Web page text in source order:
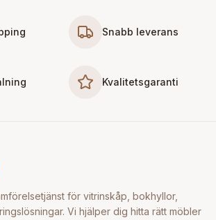
Snabb leverans
Kvalitetsgaranti
för vitrinskåp, bokhyllor,
Vi hjälper dig hitta rätt möbler